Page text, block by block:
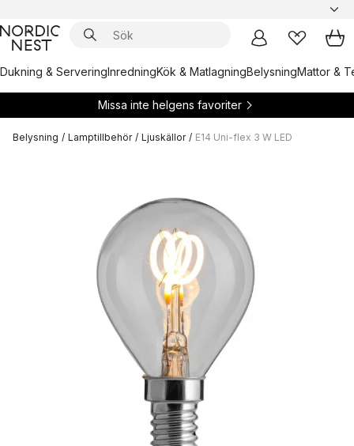
Dukning & ServeringInredningKök & MatlagningBelysningMattor &
Missa inte helgens favoriter
Belysning / Lamptillbehör / Ljuskällor / E14 Uni-flex 3 W LED